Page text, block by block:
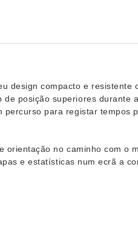
design compacto e
posição superiores durante
para registar tempos
no caminho com o
e estatísticas num ecrã a